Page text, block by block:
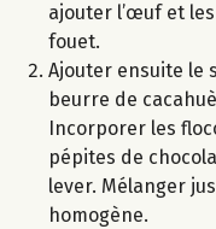
ajouter l’œuf et
fouet.
Ajouter ensuite le
beurre de
Incorporer les
pépites de
lever. Mélanger
homogène.